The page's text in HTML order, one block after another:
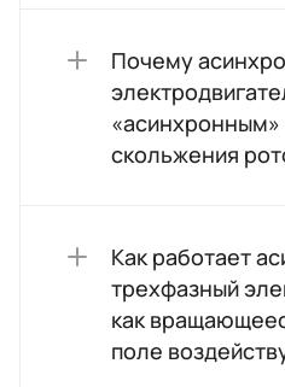
Почему
«асинхронным»
скольжения
Как работает
трехфазный
как
поле